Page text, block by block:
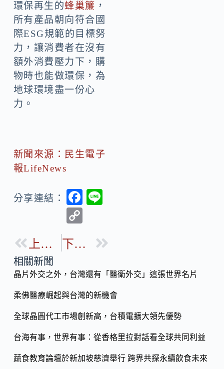
環保再生的蜂巢簾 ，
所有產品朝向符合國
際ESG規範的目標努
力，讓消費者在沒有
額外消費壓力下，購
物時也能做環保，為
地球環境盡一份心
力。
新聞來源：民生電子
報LifeNews
分享連結：
F
b
o
k
p
Li
n
k
上一篇 下一篇
相關新聞
晶片外交之外，台灣還有「醫衛外交」這張世界名片
柔佛醫療崛起與台灣的新機會
全球晶圓代工市場創新高，台積電擴大領先優勢
台海有事，世界有事：從香格里拉對話看全球共同利益
蔬食教育論壇於新加坡慈濟舉行 跨界共探永續飲食未來